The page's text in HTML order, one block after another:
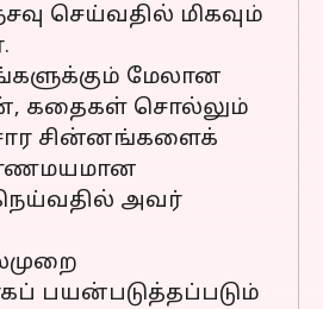
செய்வதில் மிகவும்
மேலான
கதைகள் சொல்லும்
சின்னங்களைக்
அவர்
பயன்படுத்தப்படும்